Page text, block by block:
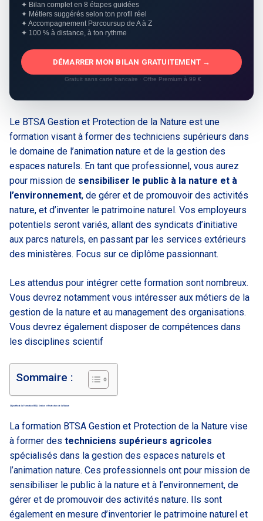
✦ Bilan complet en 8 étapes guidées
✦ Métiers suggérés selon ton profil réel
✦ Accompagnement Parcoursup de A à Z
✦ 100 % à distance, à ton rythme
DÉMARRER MON BILAN GRATUITEMENT →
Gratuit sans carte bancaire · Offre Premium à 99 €
Le BTSA Gestion et Protection de la Nature est une
formation visant à former des techniciens supérieurs dans
le domaine de l’animation nature et de la gestion des
espaces naturels. En tant que professionnel, vous aurez
pour mission de sensibiliser le public à la nature et à
l’environnement, de gérer et de promouvoir des activités
nature, et d’inventer le patrimoine naturel. Vos employeurs
potentiels seront variés, allant des syndicats d’initiative
aux parcs naturels, en passant par les services extérieurs
des ministères. Focus sur ce diplôme passionnant.
Les attendus pour intégrer cette formation sont nombreux.
Vous devrez notamment vous intéresser aux métiers de la
gestion de la nature et au management des organisations.
Vous devrez également disposer de compétences dans
les disciplines scientif
Sommaire :
Objectifs de la Formation BTSA Gestion et Protection de la Nature
La formation BTSA Gestion et Protection de la Nature vise
à former des techniciens supérieurs agricoles
spécialisés dans la gestion des espaces naturels et
l’animation nature. Ces professionnels ont pour mission de
sensibiliser le public à la nature et à l’environnement, de
gérer et de promouvoir des activités nature. Ils sont
également en mesure d’inventorier le patrimoine naturel et